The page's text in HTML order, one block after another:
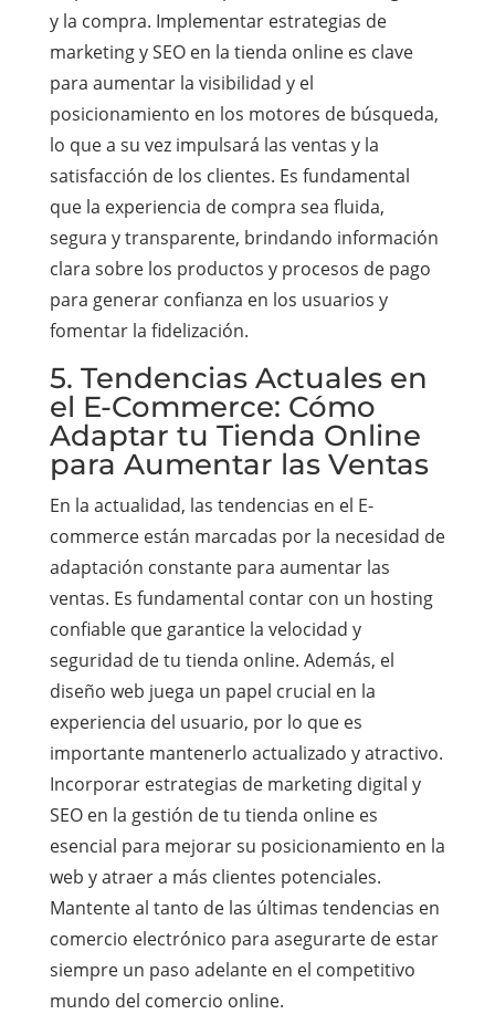
y la compra. Implementar estrategias de
marketing y SEO en la tienda online es clave
para aumentar la visibilidad y el
posicionamiento en los motores de búsqueda,
lo que a su vez impulsará las ventas y la
satisfacción de los clientes. Es fundamental
que la experiencia de compra sea fluida,
segura y transparente, brindando información
clara sobre los productos y procesos de pago
para generar confianza en los usuarios y
fomentar la fidelización.
5. Tendencias Actuales en
el E-Commerce: Cómo
Adaptar tu Tienda Online
para Aumentar las Ventas
En la actualidad, las tendencias en el E-
commerce están marcadas por la necesidad de
adaptación constante para aumentar las
ventas. Es fundamental contar con un hosting
confiable que garantice la velocidad y
seguridad de tu tienda online. Además, el
diseño web juega un papel crucial en la
experiencia del usuario, por lo que es
importante mantenerlo actualizado y atractivo.
Incorporar estrategias de marketing digital y
SEO en la gestión de tu tienda online es
esencial para mejorar su posicionamiento en la
web y atraer a más clientes potenciales.
Mantente al tanto de las últimas tendencias en
comercio electrónico para asegurarte de estar
siempre un paso adelante en el competitivo
mundo del comercio online.